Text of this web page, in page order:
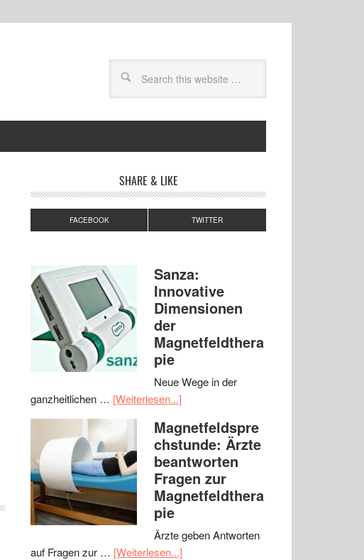
SHARE & LIKE
FACEBOOK TWITTER
Sanza:
Innovative
Dimensionen
der
Magnetfeldthera
pie
Neue Wege in der
ganzheitlichen … [Weiterlesen...]
Magnetfeldspre
chstunde: Ärzte
beantworten
Fragen zur
Magnetfeldthera
pie
Ärzte geben Antworten
auf Fragen zur … [Weiterlesen...]